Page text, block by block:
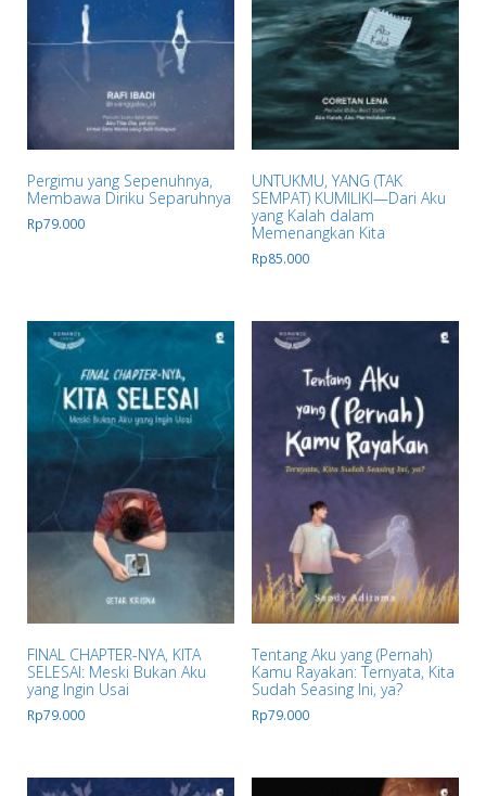
Pergimu yang Sepenuhnya,
Membawa Diriku Separuhnya
Rp79.000
UNTUKMU, YANG (TAK
SEMPAT) KUMILIKI—Dari Aku
yang Kalah dalam
Memenangkan Kita
Rp85.000
FINAL CHAPTER-NYA, KITA
SELESAI: Meski Bukan Aku
yang Ingin Usai
Rp79.000
Tentang Aku yang (Pernah)
Kamu Rayakan: Ternyata, Kita
Sudah Seasing Ini, ya?
Rp79.000